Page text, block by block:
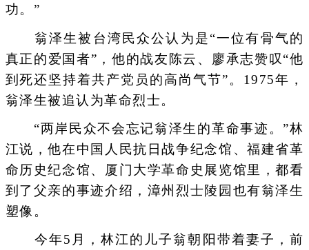
功。”
翁泽生被台湾民众公认为是“一位有骨气的
真正的爱国者”，他的战友陈云、廖承志赞叹“他
到死还坚持着共产党员的高尚气节”。1975年，
翁泽生被追认为革命烈士。
“两岸民众不会忘记翁泽生的革命事迹。”林
江说，他在中国人民抗日战争纪念馆、福建省革
命历史纪念馆、厦门大学革命史展览馆里，都看
到了父亲的事迹介绍，漳州烈士陵园也有翁泽生
塑像。
今年5月，林江的儿子翁朝阳带着妻子，前